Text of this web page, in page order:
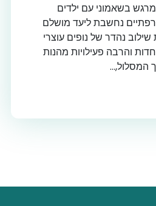
בשאמוני עם ילדים
נחשבת ליעד מושלם
שילוב נהדר של נופים עוצרי
והרבה פעילויות מהנות